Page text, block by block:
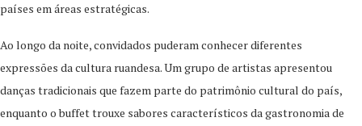
países em áreas estratégicas.
Ao longo da noite, convidados puderam conhecer diferentes
expressões da cultura ruandesa. Um grupo de artistas apresentou
danças tradicionais que fazem parte do patrimônio cultural do país,
enquanto o buffet trouxe sabores característicos da gastronomia de